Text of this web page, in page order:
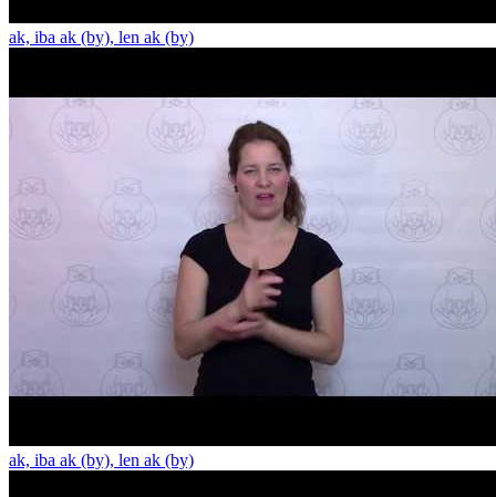
ak, iba ak (by), len ak (by)
ak, iba ak (by), len ak (by)